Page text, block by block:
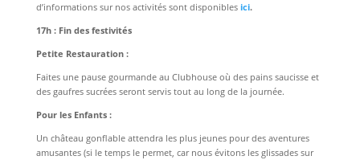
d’informations sur nos activités sont disponibles ici.
17h : Fin des festivités
Petite Restauration :
Faites une pause gourmande au Clubhouse où des pains saucisse et
des gaufres sucrées seront servis tout au long de la journée.
Pour les Enfants :
Un château gonflable attendra les plus jeunes pour des aventures
amusantes (si le temps le permet, car nous évitons les glissades sur